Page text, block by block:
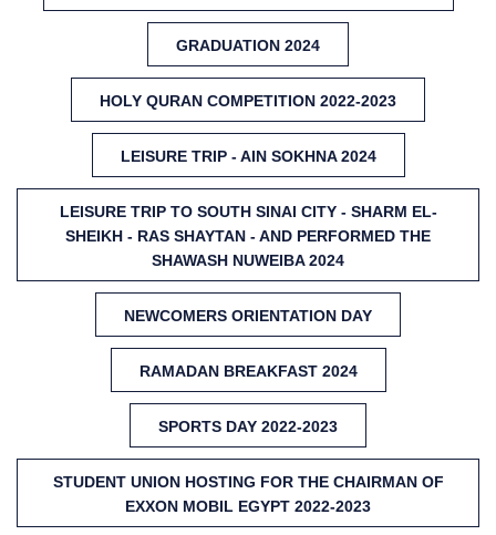
GRADUATION 2024
HOLY QURAN COMPETITION 2022-2023
LEISURE TRIP - AIN SOKHNA 2024
LEISURE TRIP TO SOUTH SINAI CITY - SHARM EL-
SHEIKH - RAS SHAYTAN - AND PERFORMED THE
SHAWASH NUWEIBA 2024
NEWCOMERS ORIENTATION DAY
RAMADAN BREAKFAST 2024
SPORTS DAY 2022-2023
STUDENT UNION HOSTING FOR THE CHAIRMAN OF
EXXON MOBIL EGYPT 2022-2023